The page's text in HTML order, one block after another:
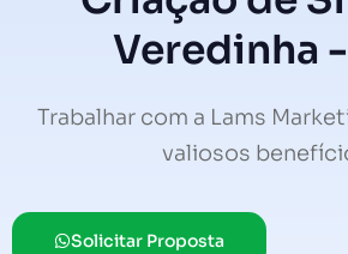
Veredinha
Trabalhar com a Lams
valiosos
Solicitar Proposta